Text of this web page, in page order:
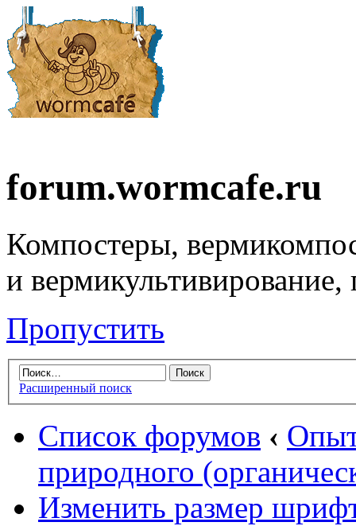
forum.wormcafe.ru
Компостеры,
и
Пропустить
Расширенный поиск
Список форумов ‹
природного
Изменить размер